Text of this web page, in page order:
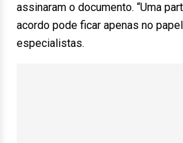
assinaram o documento. “Uma
acordo pode ficar apenas no
especialistas.